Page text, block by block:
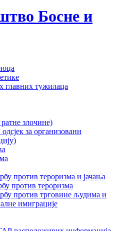
Босне и
главних тужилаца
злочине)
за организовани
против тероризма и јачања
против тероризма
против трговине људима и
имиграције